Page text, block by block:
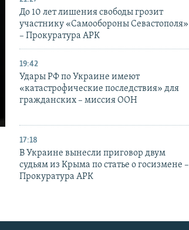
До 10 лет лишения свободы грозит
участнику «Самообороны Севастополя»
– Прокуратура АРК
19:42
Удары РФ по Украине имеют
«катастрофические последствия» для
гражданских – миссия ООН
17:18
В Украине вынесли приговор двум
судьям из Крыма по статье о госизмене –
Прокуратура АРК